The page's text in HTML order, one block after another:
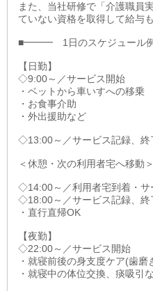
また、当社研修で「介護職員
ていない資格を取得して給与も
■━━━ 1日のスケジュー
【日勤】
◇9:00～／サービス開始
・ベットから車いすへの移乗
・お食事介助
・外出援助など
◇13:00～／サービス記録、終
＜休憩・次の利用者宅へ移動＞
◇14:00～／利用者宅到着・サ
◇18:00～／サービス記録、終
・直行直帰OK
【夜勤】
◇22:00～／サービス開始
・就寝前後の身支度ケア(歯磨
・就寝中の体位交換、痰吸引